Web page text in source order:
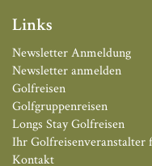
Links
Newsletter Anmeldung
Newsletter anmelden
Golfreisen
Golfgruppenreisen
Longs Stay Golfreisen
Ihr Golfreisenveranstalter
Kontakt